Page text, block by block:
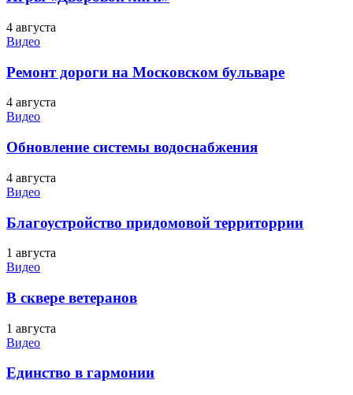
4 августа
Видео
Ремонт дороги на Московском бульваре
4 августа
Видео
Обновление системы водоснабжения
4 августа
Видео
Благоустройство придомовой территоррии
1 августа
Видео
В сквере ветеранов
1 августа
Видео
Единство в гармонии